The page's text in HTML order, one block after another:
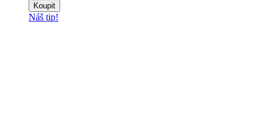
Koupit
Náš tip!